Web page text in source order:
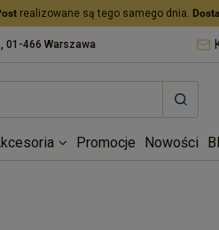
realizowane są tego samego dnia.
01-466 Warszawa
Promocje Nowości